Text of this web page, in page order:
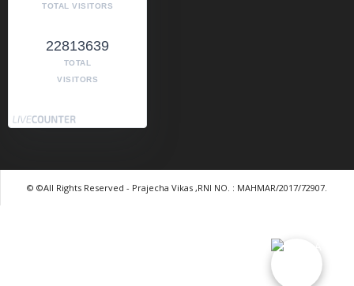
TOTAL VISITORS
22813639
TOTAL
VISITORS
© ©All Rights Reserved - Prajecha Vikas ,RNI NO. : MAHMAR/2017/72907.